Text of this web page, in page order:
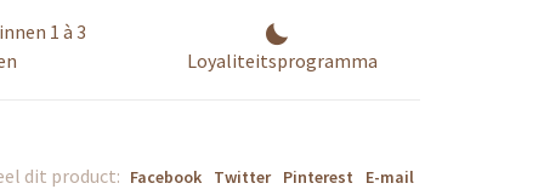
1 à 3
Loyaliteitsprogramma
dit product: Facebook Twitter Pinterest E-mail